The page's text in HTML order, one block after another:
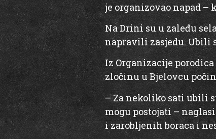
je organizovao napad –
Na Drini su u zaleđu
napravili zasjedu. Ubili
Iz Organizacije
zločinu u Bjelovcu
– Za nekoliko sati ubili
mogu postojati –
i zarobljenih boraca i